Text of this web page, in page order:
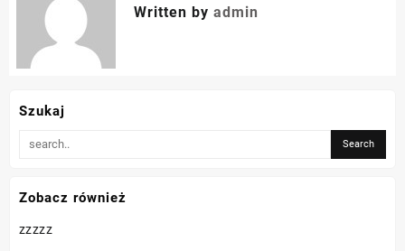
Written by admin
Szukaj
Zobacz również
zzzzz